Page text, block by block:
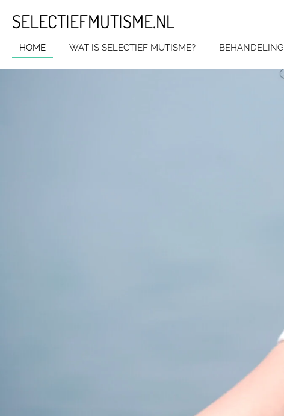
direct
SELECTIEFMUTISME.NL
HOME WAT IS SELECTIEF MUTISME? BEHANDELING